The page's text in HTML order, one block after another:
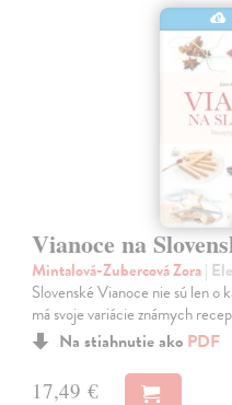
Vianoce na
Mintalová-Zubercová Zora|
Slovenské Vianoce nie sú len o
má svoje variácie známych
Na stiahnutie ako PDF
17,49 €